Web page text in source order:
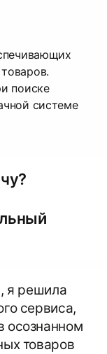
поиске
системе
я решила
сервиса,
осознанном
товаров